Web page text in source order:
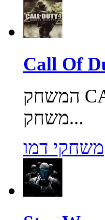
המשחק CALL OF DUTY בגרסתו הרביעית מגיע אליכם!
משחק...
משחקי דמו